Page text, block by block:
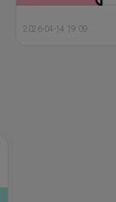
2026-04-14 19:09